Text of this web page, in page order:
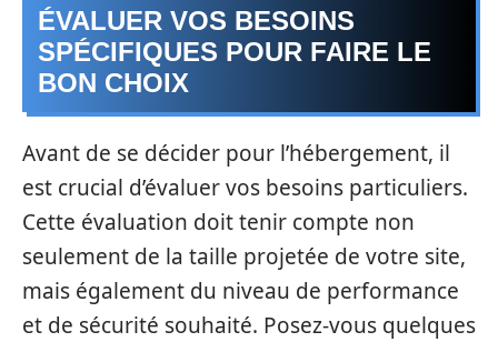
ÉVALUER VOS BESOINS
SPÉCIFIQUES POUR FAIRE LE
BON CHOIX
Avant de se décider pour l’hébergement, il
est crucial d’évaluer vos besoins particuliers.
Cette évaluation doit tenir compte non
seulement de la taille projetée de votre site,
mais également du niveau de performance
et de sécurité souhaité. Posez-vous quelques